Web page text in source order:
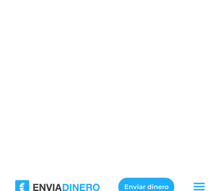
Enviar dinero